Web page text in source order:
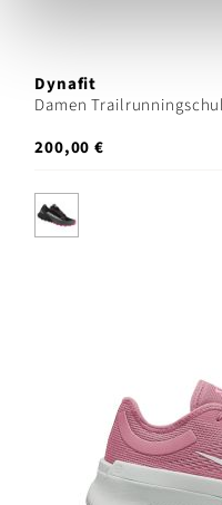
Dynafit
Damen
200,00 €